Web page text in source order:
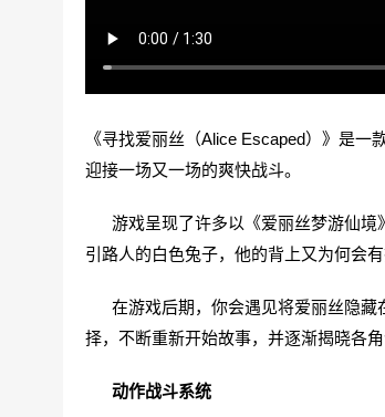
《寻找爱丽丝（Alice Escaped）》是一
迎接一场又一场的爽快战斗。
游戏呈现了许多以《爱丽丝梦游仙境
引路人的白色兔子，他的背上又为何会有
在游戏后期，你会遇见将爱丽丝隐藏
择，不断重新开始故事，并逐渐揭晓各
动作战斗系统